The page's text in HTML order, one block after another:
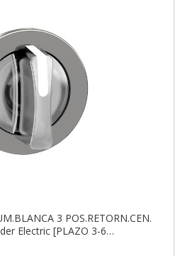
3 POS.RETORN.CEN.
Electric [PLAZO 3-6